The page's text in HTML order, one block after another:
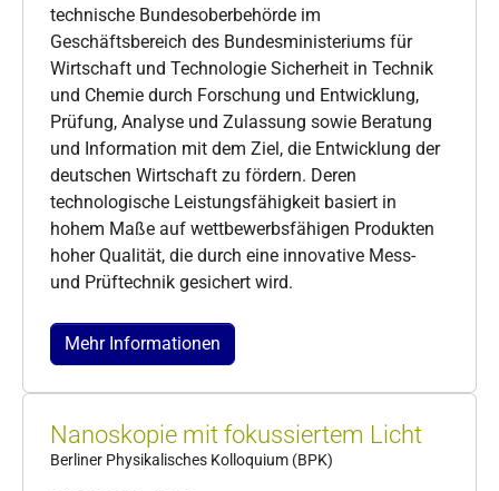
technische Bundesoberbehörde im
Geschäftsbereich des Bundesministeriums für
Wirtschaft und Technologie Sicherheit in Technik
und Chemie durch Forschung und Entwicklung,
Prüfung, Analyse und Zulassung sowie Beratung
und Information mit dem Ziel, die Entwicklung der
deutschen Wirtschaft zu fördern. Deren
technologische Leistungsfähigkeit basiert in
hohem Maße auf wettbewerbsfähigen Produkten
hoher Qualität, die durch eine innovative Mess-
und Prüftechnik gesichert wird.
Mehr Informationen
Nanoskopie mit fokussiertem Licht
Berliner Physikalisches Kolloquium (BPK)